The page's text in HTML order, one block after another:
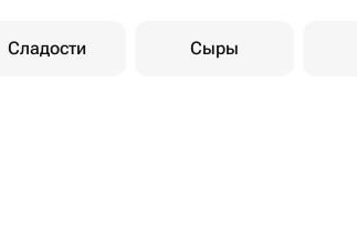
Сладости Сыры